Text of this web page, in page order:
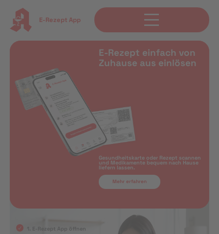
E-Rezept App
E-Rezept einfach von
Zuhause aus einlösen
Gesundheitskarte oder Rezept scannen
und Medikamente bequem nach Hause
liefern lassen.
Mehr erfahren
1. E-Rezept App öffnen